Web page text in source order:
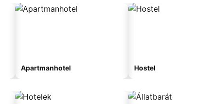
Apartmanhotel Hostel